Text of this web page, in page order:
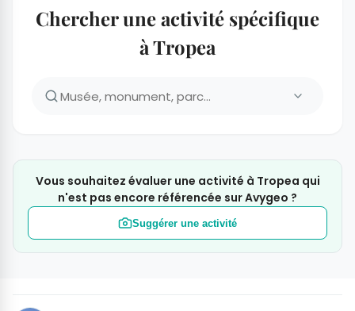
Chercher une activité spécifique
à Tropea
Vous souhaitez évaluer une activité à Tropea qui
n'est pas encore référencée sur Avygeo ?
Suggérer une activité